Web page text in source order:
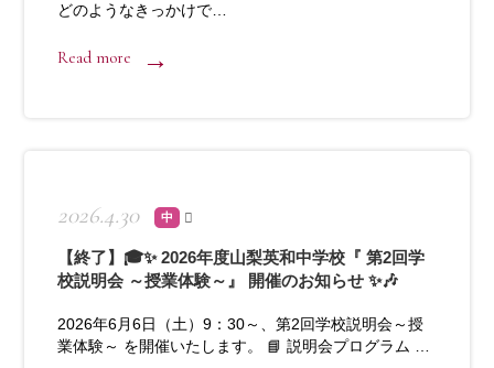
どのようなきっかけで…
Read more
2026.4.30 中
【終了】🎓✨ 2026年度山梨英和中学校『 第2回学
校説明会 ～授業体験～』 開催のお知らせ ✨🎶
2026年6月6日（土）9：30～、第2回学校説明会～授
業体験～ を開催いたします。 📘 説明会プログラム …